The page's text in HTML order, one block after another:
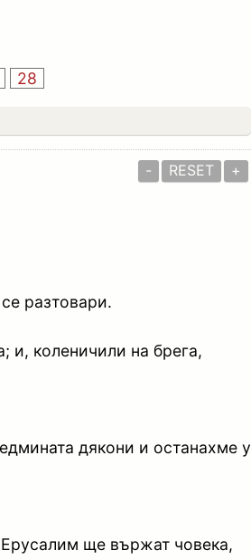
28
- RESET +
разтовари.
и, коленичили на брега,
дякони и останахме у
ще вържат човека,